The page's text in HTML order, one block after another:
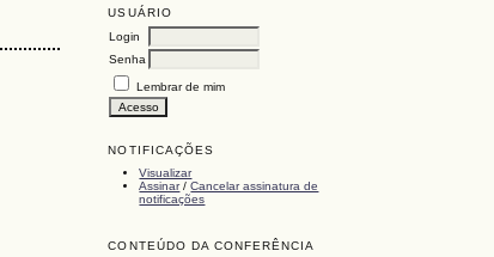
USUÁRIO
Login
Senha
Lembrar de mim
NOTIFICAÇÕES
Visualizar
Assinar/Cancelar assinatura de
notificações
CONTEÚDO DA CONFERÊNCIA